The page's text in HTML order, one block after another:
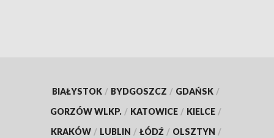
BIAŁYSTOK / BYDGOSZCZ / GDAŃSK /
GORZÓW WLKP. / KATOWICE / KIELCE /
KRAKÓW / LUBLIN / ŁÓDŹ / OLSZTYN /